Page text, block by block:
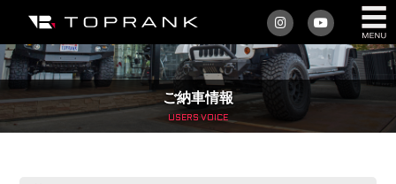
私たちについて
車を買う
ご納車情報
USERS VOICE